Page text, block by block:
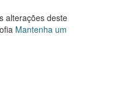
alterações deste
Mantenha um